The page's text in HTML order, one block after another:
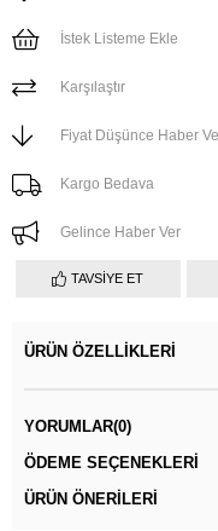
İstek Listeme Ekle
Karşılaştır
Fiyat Düşünce Haber
Kargo Bedava
Gelince Haber Ver
TAVSIYE ET
ÜRÜN ÖZELLIKLERI
YORUMLAR(0)
ÖDEME SEÇENEKLERI
ÜRÜN ÖNERILERI